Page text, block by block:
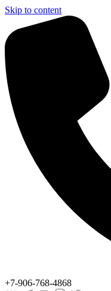
Skip to content
+7-906-768-4868